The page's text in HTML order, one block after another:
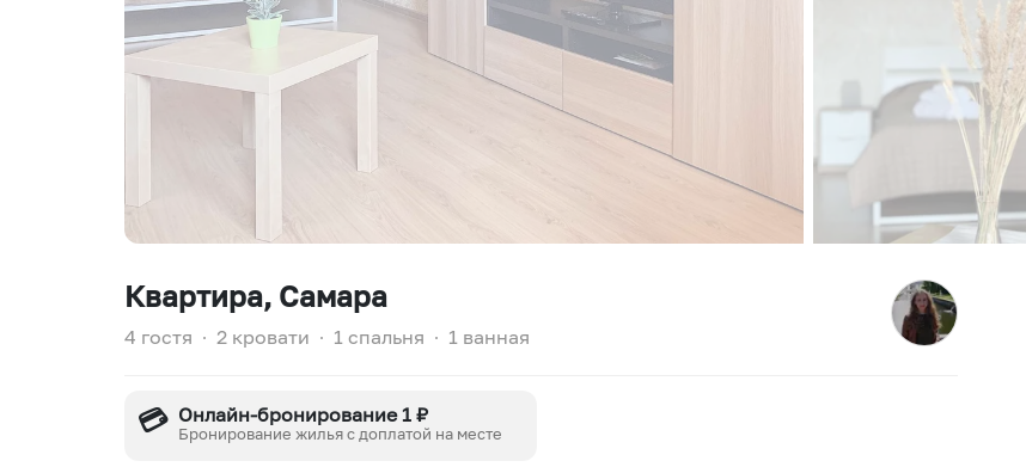
Квартира, Самара
4 гостя ∙ 2 кровати ∙ 1 спальня ∙ 1 ванная
💳 Онлайн-бронирование 1 ₽
Бронирование жилья с доплатой на месте